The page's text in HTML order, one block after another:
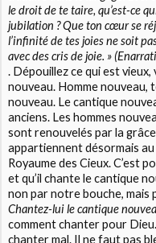
le droit de te taire, qu’est-ce
jubilation ? Que ton cœur se
l’infinité de tes joies ne soit
avec des cris de joie. » (
. Dépouillez ce qui est
nouveau. Homme nouveau,
nouveau. Le cantique
anciens. Les hommes
sont renouvelés par la
appartiennent désormais
Royaume des Cieux. C’est
et qu’il chante le cantique
non par notre bouche, mais
Chantez-lui le cantique
comment chanter pour
chanter mal. Il ne faut pas